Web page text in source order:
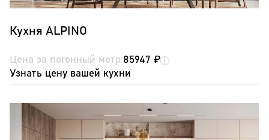
Кухня ALPINO
Цена за погонный метр:85947 ₽
Узнать цену вашей кухни